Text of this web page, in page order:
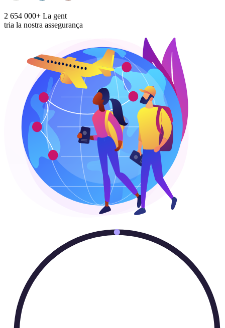
2 654 000+ La gent
tria la nostra assegurança